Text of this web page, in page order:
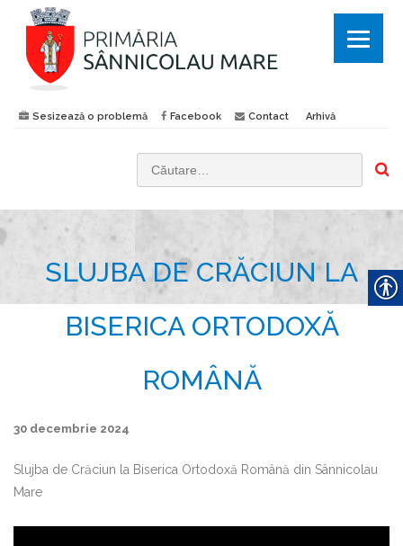
Sesizează o problemă Facebook Contact Arhivă
SLUJBA DE CRĂCIUN LA
BISERICA ORTODOXĂ
ROMÂNĂ
30 decembrie 2024
Slujba de Crăciun la Biserica Ortodoxă Română din Sânnicolau
Mare